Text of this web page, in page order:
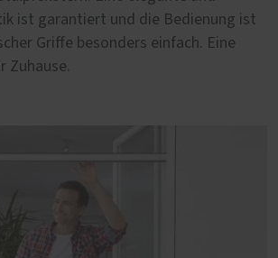
ist garantiert und die Bedienung ist
Griffe besonders einfach. Eine
Zuhause.